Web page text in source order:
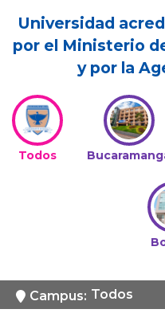
Universidad
por el Ministerio
y por la
Todos
Campus: Todos